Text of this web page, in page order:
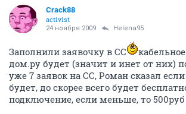
Crack88
activist
24 ноября 2009 Helena95
Заполнили заявочку в СС
дом.ру будет (значит и инет от них)
уже 7 заявок на СС, Роман сказал если
будет, до скорее всего будет
подключение, если меньше, то 500руб